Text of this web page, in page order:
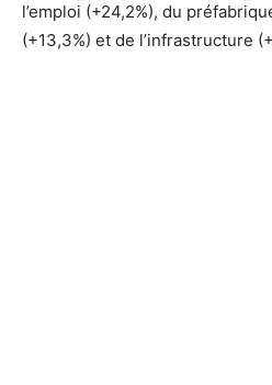
l’emploi (+24,2%), du
(+13,3%) et de l’infrastructure